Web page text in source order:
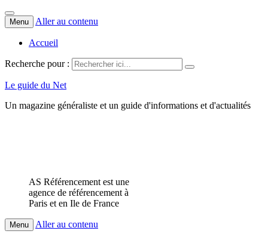
Menu Aller au contenu
Accueil
Recherche pour :
Le guide du Net
Un magazine généraliste et un guide d'informations et d'actualités
AS Référencement est une
agence de référencement à
Paris et en Ile de France
Menu Aller au contenu